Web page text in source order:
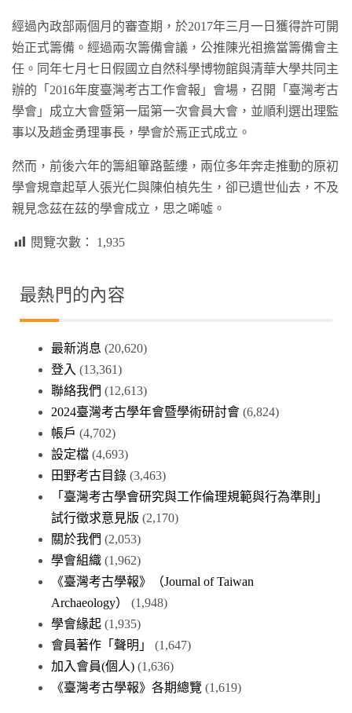
經過內政部兩個月的審查期，於2017年三月一日獲得許可開
始正式籌備。經過兩次籌備會議，公推陳光祖擔當籌備會主
任。同年七月七日假國立自然科學博物館與清華大學共同主
辦的「2016年度臺灣考古工作會報」會場，召開「臺灣考古
學會」成立大會暨第一屆第一次會員大會，並順利選出理監
事以及趙金勇理事長，學會於焉正式成立。
然而，前後六年的籌組篳路藍縷，兩位多年奔走推動的原初
學會規章起草人張光仁與陳伯楨先生，卻已遺世仙去，不及
親見念茲在茲的學會成立，思之唏噓。
閱覽次數： 1,935
最熱門的內容
最新消息 (20,620)
登入 (13,361)
聯絡我們 (12,613)
2024臺灣考古學年會暨學術研討會 (6,824)
帳戶 (4,702)
設定檔 (4,693)
田野考古目錄 (3,463)
「臺灣考古學會研究與工作倫理規範與行為準則」
試行徵求意見版 (2,170)
關於我們 (2,053)
學會組織 (1,962)
《臺灣考古學報》（Journal of Taiwan
Archaeology）
(1,948)
學會緣起 (1,935)
會員著作「聲明」
(1,647)
加入會員(個人) (1,636)
《臺灣考古學報》各期總覽 (1,619)